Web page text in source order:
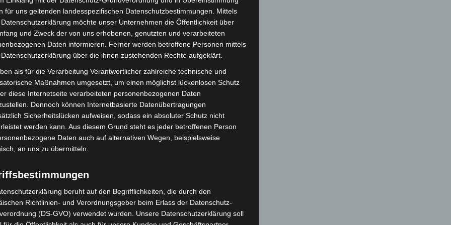
für uns geltenden landesspezifischen Datenschutzbestimmungen. Mittels
möchte unser Unternehmen die Öffentlichkeit über
und Zweck der von uns erhobenen, genutzten und verarbeiteten
Daten informieren. Ferner werden betroffene Personen mittels
über die ihnen zustehenden Rechte aufgeklärt.
als für die Verarbeitung Verantwortlicher zahlreiche technische und
Maßnahmen umgesetzt, um einen möglichst lückenlosen Schutz
diese Internetseite verarbeiteten personenbezogenen Daten
Dennoch können Internetbasierte Datenübertragungen
Sicherheitslücken aufweisen, sodass ein absoluter Schutz nicht
werden kann. Aus diesem Grund steht es jeder betroffenen Person
Daten auch auf alternativen Wegen, beispielsweise
an uns zu übermitteln.
beruht auf den Begrifflichkeiten, die durch den
Richtlinien- und Verordnungsgeber beim Erlass der Datenschutz-
(DS-GVO) verwendet wurden. Unsere Datenschutzerklärung soll